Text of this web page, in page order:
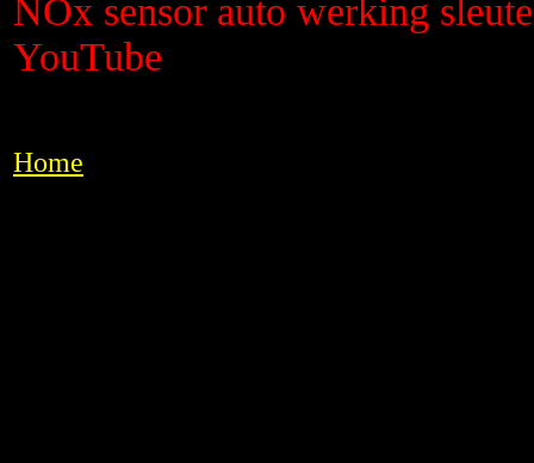
NOx sensor auto werking
YouTube
Home